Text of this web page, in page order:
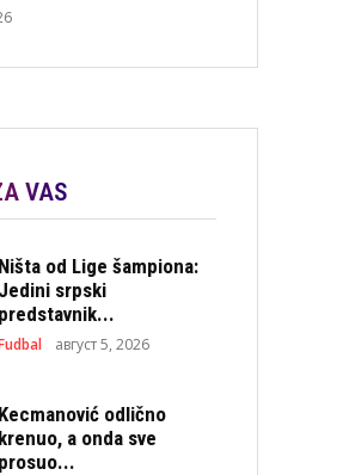
VAS
Ništa od Lige šampiona:
Jedini srpski
predstavnik...
август 5, 2026
Kecmanović odlično
krenuo, a onda sve
prosuo...